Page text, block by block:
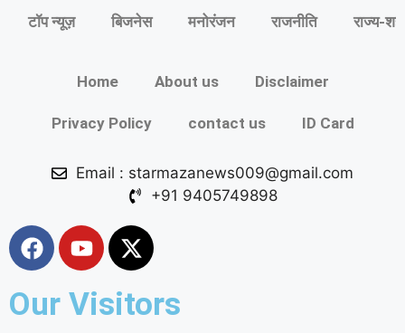
टॉप न्यूज़ बिजनेस मनोरंजन राजनीति
Home About us Disclaimer
Privacy Policy contact us ID Card
Email : starmazanews009@gmail.com
+91 9405749898
Our Visitors